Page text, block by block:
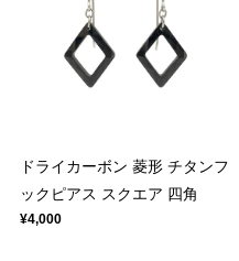
ドライカーボン 菱形 チタンフ
ックピアス スクエア 四角
¥4,000